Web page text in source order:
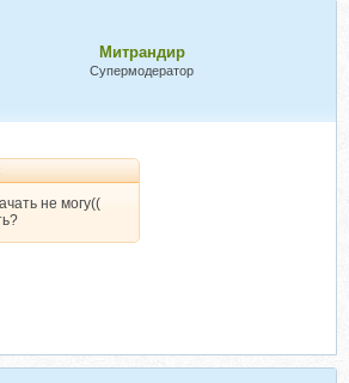
Митрандир
Супермодератор
не могу((